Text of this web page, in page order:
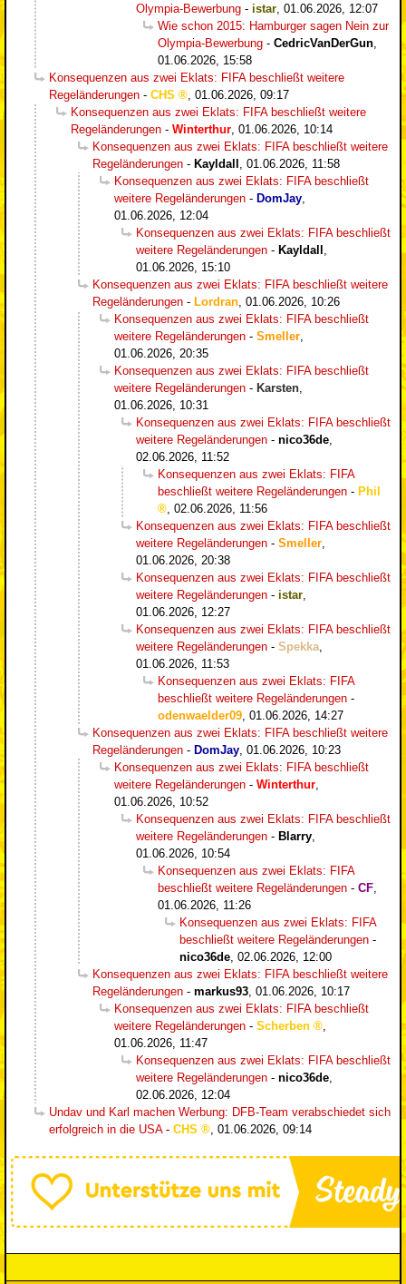
Olympia-Bewerbung - istar, 01.06.2026, 12:07
Wie schon 2015: Hamburger sagen Nein zur
Olympia-Bewerbung - CedricVanDerGun,
01.06.2026, 15:58
Konsequenzen aus zwei Eklats: FIFA beschließt weitere
Regeländerungen - CHS , 01.06.2026, 09:17
Konsequenzen aus zwei Eklats: FIFA beschließt weitere
Regeländerungen - Winterthur, 01.06.2026, 10:14
Konsequenzen aus zwei Eklats: FIFA beschließt weitere
Regeländerungen - Kayldall , 01.06.2026, 11:58
Konsequenzen aus zwei Eklats: FIFA beschließt
weitere Regeländerungen - DomJay,
01.06.2026, 12:04
Konsequenzen aus zwei Eklats: FIFA beschließt
weitere Regeländerungen - Kayldall ,
01.06.2026, 15:10
Konsequenzen aus zwei Eklats: FIFA beschließt weitere
Regeländerungen - Lordran, 01.06.2026, 10:26
Konsequenzen aus zwei Eklats: FIFA beschließt
weitere Regeländerungen - Smeller,
01.06.2026, 20:35
Konsequenzen aus zwei Eklats: FIFA beschließt
weitere Regeländerungen - Karsten,
01.06.2026, 10:31
Konsequenzen aus zwei Eklats: FIFA beschließt
weitere Regeländerungen - nico36de,
02.06.2026, 11:52
Konsequenzen aus zwei Eklats: FIFA
beschließt weitere Regeländerungen - Phil
, 02.06.2026, 11:56
Konsequenzen aus zwei Eklats: FIFA beschließt
weitere Regeländerungen - Smeller,
01.06.2026, 20:38
Konsequenzen aus zwei Eklats: FIFA beschließt
weitere Regeländerungen - istar,
01.06.2026, 12:27
Konsequenzen aus zwei Eklats: FIFA beschließt
weitere Regeländerungen - Spekka,
01.06.2026, 11:53
Konsequenzen aus zwei Eklats: FIFA
beschließt weitere Regeländerungen -
odenwaelder09, 01.06.2026, 14:27
Konsequenzen aus zwei Eklats: FIFA beschließt weitere
Regeländerungen - DomJay, 01.06.2026, 10:23
Konsequenzen aus zwei Eklats: FIFA beschließt
weitere Regeländerungen - Winterthur,
01.06.2026, 10:52
Konsequenzen aus zwei Eklats: FIFA beschließt
weitere Regeländerungen - Blarry,
01.06.2026, 10:54
Konsequenzen aus zwei Eklats: FIFA
beschließt weitere Regeländerungen - CF,
01.06.2026, 11:26
Konsequenzen aus zwei Eklats: FIFA
beschließt weitere Regeländerungen -
nico36de, 02.06.2026, 12:00
Konsequenzen aus zwei Eklats: FIFA beschließt weitere
Regeländerungen - markus93, 01.06.2026, 10:17
Konsequenzen aus zwei Eklats: FIFA beschließt
weitere Regeländerungen - Scherben
,
01.06.2026, 11:47
Konsequenzen aus zwei Eklats: FIFA beschließt
weitere Regeländerungen - nico36de,
02.06.2026, 12:04
Undav und Karl machen Werbung: DFB-Team verabschiedet sich
erfolgreich in die USA- CHS , 01.06.2026, 09:14